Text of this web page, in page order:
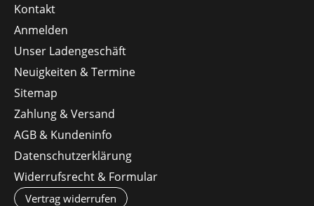
Kontakt
Anmelden
Unser Ladengeschäft
Neuigkeiten & Termine
Sitemap
Zahlung & Versand
AGB & Kundeninfo
Datenschutzerklärung
Widerrufsrecht & Formular
Vertrag widerrufen